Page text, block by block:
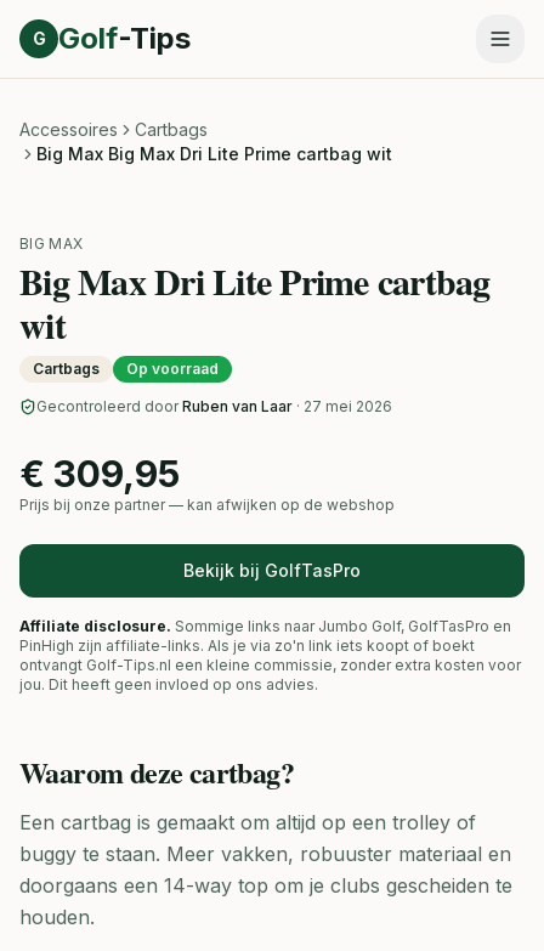
Direct naar inhoud
G Golf-Tips
Accessoires
Cartbags
Big Max Big Max Dri Lite Prime cartbag wit
BIG MAX
Big Max Dri Lite Prime cartbag
wit
Cartbags Op voorraad
Gecontroleerd door Ruben van Laar · 27 mei 2026
€ 309,95
Prijs bij onze partner — kan afwijken op de webshop
Bekijk bij GolfTasPro
Affiliate disclosure. Sommige links naar Jumbo Golf, GolfTasPro en
PinHigh zijn affiliate-links. Als je via zo'n link iets koopt of boekt
ontvangt Golf-Tips.nl een kleine commissie, zonder extra kosten voor
jou. Dit heeft geen invloed op ons advies.
Waarom dezecartbag?
Een cartbag is gemaakt om altijd op een trolley of
buggy te staan. Meer vakken, robuuster materiaal en
doorgaans een 14-way top om je clubs gescheiden te
houden.